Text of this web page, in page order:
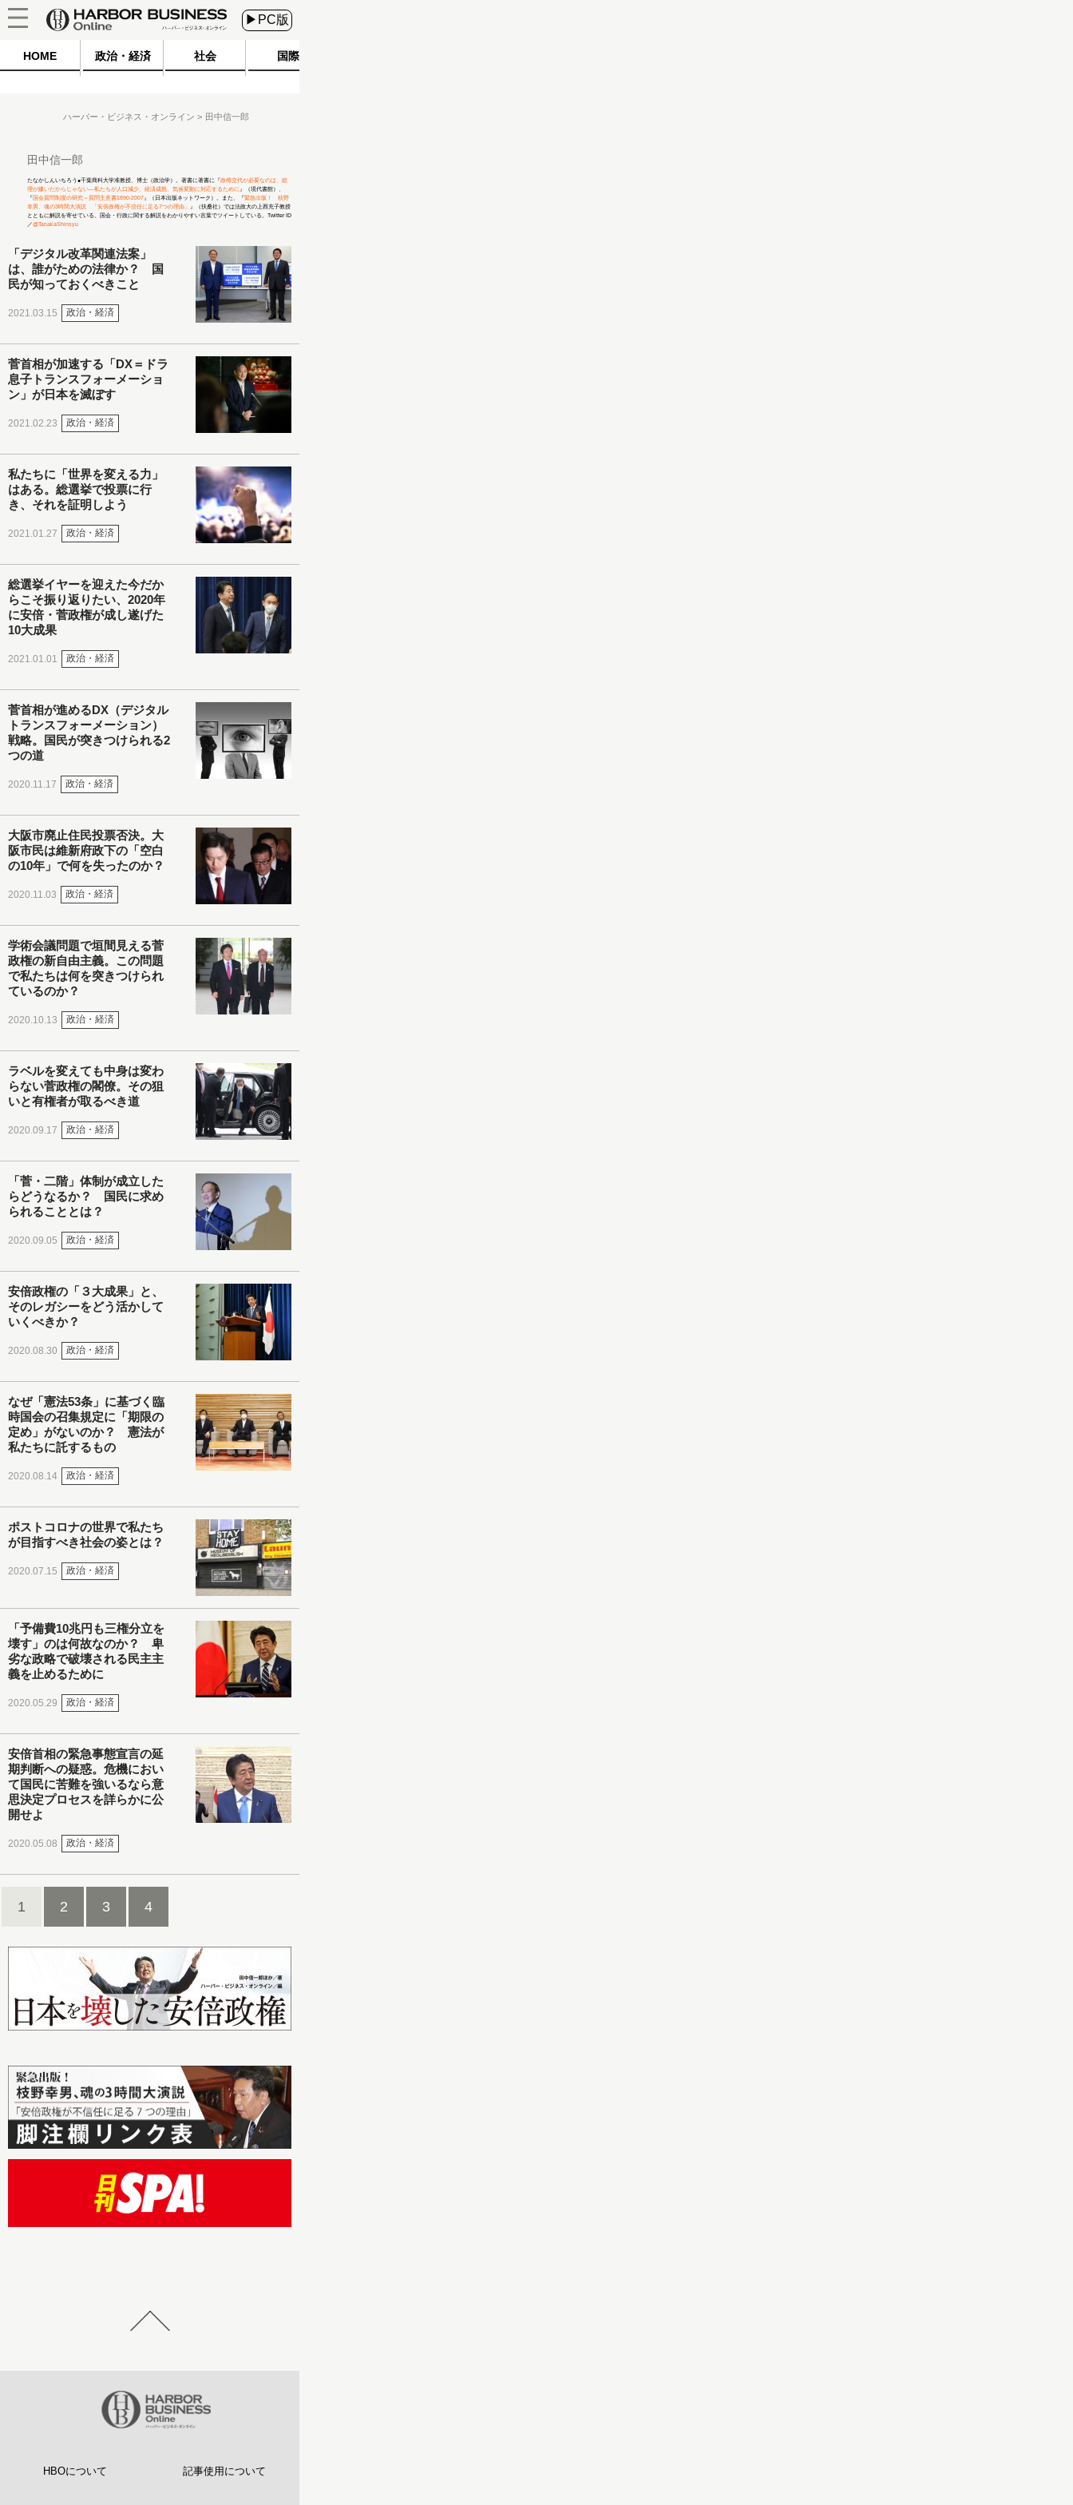
▶PC版
HOME 政治・経済 社会 国際
ハーバー・ビジネス・オンライン 田中信一郎
田中信一郎
たなかしんいちろう●千葉商科大学准教授、博士（政治学）。著書に著書に『政権交代が必要なのは、総
理が嫌いだからじゃない―私たちが人口減少、経済成熟、気候変動に対応するために 』（現代書館）、
『国会質問制度の研究～質問主意書1890-2007 』（日本出版ネットワーク）。また、『緊急出版！ 枝野
幸男、魂の3時間大演説 「安倍政権が不信任に足る7つの理由」
』（扶桑社）では法政大の上西充子教授
とともに解説を寄せている。国会・行政に関する解説をわかりやすい言葉でツイートしている。Twitter ID
／@TanakaShinsyu
「デジタル改革関連法案」
は、誰がための法律か？ 国
民が知っておくべきこと
2021.03.15 政治・経済
菅首相が加速する「DX＝ドラ
息子トランスフォーメーショ
ン」が日本を滅ぼす
2021.02.23 政治・経済
私たちに「世界を変える力」
はある。総選挙で投票に行
き、それを証明しよう
2021.01.27 政治・経済
総選挙イヤーを迎えた今だか
らこそ振り返りたい、2020年
に安倍・菅政権が成し遂げた
10大成果
2021.01.01 政治・経済
菅首相が進めるDX（デジタル
トランスフォーメーション）
戦略。国民が突きつけられる2
つの道
2020.11.17 政治・経済
大阪市廃止住民投票否決。大
阪市民は維新府政下の「空白
の10年」で何を失ったのか？
2020.11.03 政治・経済
学術会議問題で垣間見える菅
政権の新自由主義。この問題
で私たちは何を突きつけられ
ているのか？
2020.10.13 政治・経済
ラベルを変えても中身は変わ
らない菅政権の閣僚。その狙
いと有権者が取るべき道
2020.09.17 政治・経済
「菅・二階」体制が成立した
らどうなるか？ 国民に求め
られることとは？
2020.09.05 政治・経済
安倍政権の「３大成果」と、
そのレガシーをどう活かして
いくべきか？
2020.08.30 政治・経済
なぜ「憲法53条」に基づく臨
時国会の召集規定に「期限の
定め」がないのか？ 憲法が
私たちに託するもの
2020.08.14 政治・経済
ポストコロナの世界で私たち
が目指すべき社会の姿とは？
2020.07.15 政治・経済
「予備費10兆円も三権分立を
壊す」のは何故なのか？ 卑
劣な政略で破壊される民主主
義を止めるために
2020.05.29 政治・経済
安倍首相の緊急事態宣言の延
期判断への疑惑。危機におい
て国民に苦難を強いるなら意
思決定プロセスを詳らかに公
開せよ
2020.05.08 政治・経済
1 2 3 4
HBOについて 記事使用について